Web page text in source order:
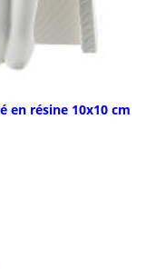
en résine 10x10 cm